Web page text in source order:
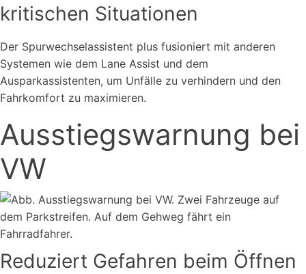
kritischen Situationen
Der Spurwechselassistent plus fusioniert mit anderen
Systemen wie dem Lane Assist und dem
Ausparkassistenten, um Unfälle zu verhindern und den
Fahrkomfort zu maximieren.
Ausstiegswarnung bei
VW
Reduziert Gefahren beim Öffnen